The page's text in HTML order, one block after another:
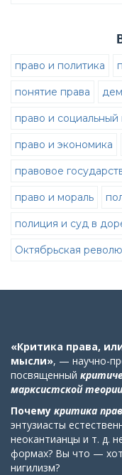
право и политика
понятие права
право и социальный
право и экономика
правовое
право и мораль
полиция и суд в
Октябрьская
«Критика права,
мысли», — научно-
посвященный
марксистской
Почему критика
энтузиасты
неокантианцы и т. д.
формах? Вы что —
нигилизм?